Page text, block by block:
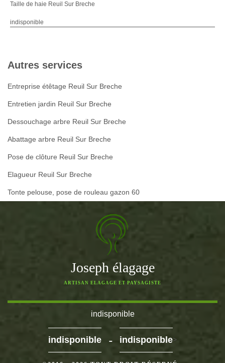
Taille de haie Reuil Sur Breche
indisponible
Autres services
Entreprise étêtage Reuil Sur Breche
Entretien jardin Reuil Sur Breche
Dessouchage arbre Reuil Sur Breche
Abattage arbre Reuil Sur Breche
Pose de clôture Reuil Sur Breche
Elagueur Reuil Sur Breche
Tonte pelouse, pose de rouleau gazon 60
Joseph élagage
ARTISAN ELAGAGE ET PAYSAGISTE
indisponible
indisponible - indisponible>